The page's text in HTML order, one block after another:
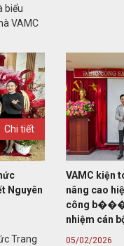
biểu
VAMC
Chi tiết
Nguyên
Trang
VAMC kiện
nâng cao
công b���
nhiệm cán
05/02/2026